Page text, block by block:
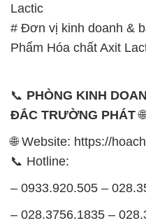
Lactic
# Đơn vị kinh doanh &
Phẩm Hóa chất Axit
📞 PHÒNG KINH
ĐẮC TRƯỜNG PHÁT🌐
🌐 Website: https://
📞 Hotline:
– 0933.920.505 –
– 028.3756.1835 –